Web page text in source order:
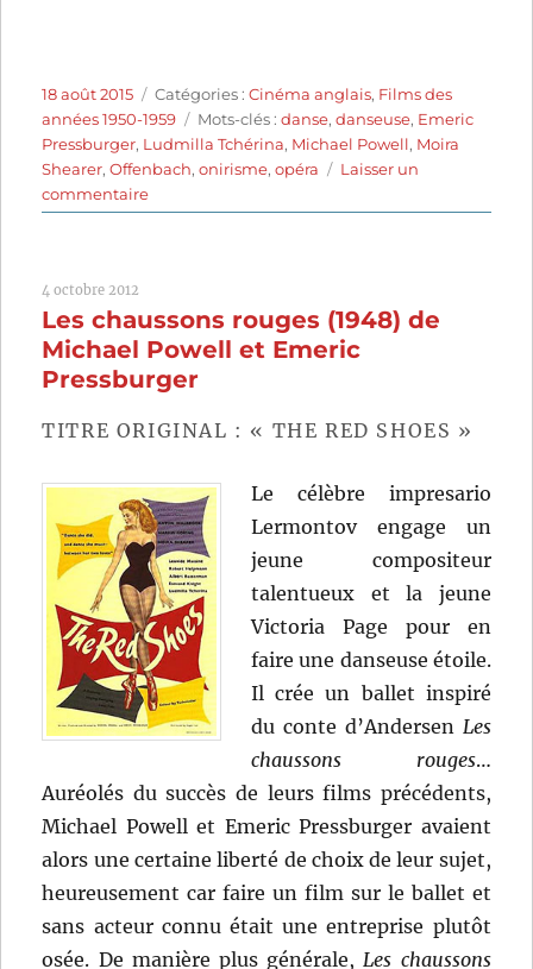
Publié
le
18 août 2015 Catégories
Catégories :Cinéma anglais, Films des
années 1950-1959
Étiquettes
Mots-clés :danse,danseuse, Emeric
Pressburger, Ludmilla Tchérina, Michael Powell, Moira
Shearer,Offenbach,onirisme,opéra
Laisser un
commentairesur
Les
de
Michael
et
Pressburger
4 octobre 2012
Les chaussons rouges (1948) de
Michael Powell et Emeric
Pressburger
TITRE ORIGINAL : « THE RED SHOES »
Le célèbre impresario
Lermontov engage un
jeune compositeur
talentueux et la jeune
Victoria Page pour en
faire une danseuse étoile.
Il crée un ballet inspiré
du conte d’Andersen Les
chaussons rouges…
Auréolés du succès de leurs films précédents,
Michael Powell et Emeric Pressburger avaient
alors une certaine liberté de choix de leur sujet,
heureusement car faire un film sur le ballet et
sans acteur connu était une entreprise plutôt
osée. De manière plus générale, Les chaussons